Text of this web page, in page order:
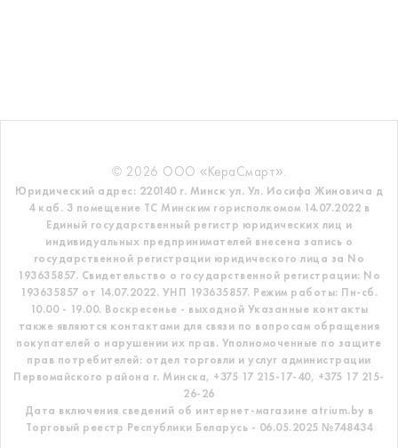
© 2026 ООО «КераСмарт».
Юридический адрес: 220140 г. Минск ул. Ул. Иосифа Жиновича д
4 каб. 3 помещение ТС Минским горисполкомом 14.07.2022 в
Единый государственный регистр юридических лиц и
индивидуальных предпринимателей внесена запись о
государственной регистрации юридического лица за No
193635857. Свидетельство о государственной регистрации: No
193635857 от 14.07.2022. УНП 193635857. Режим работы: Пн-сб.
10.00 - 19.00. Воскресенье - выходной Указанные контакты
также являются контактами для связи по вопросам обращения
покупателей о нарушении их прав. Уполномоченные по защите
прав потребителей: отдел торговли и услуг администрации
Первомайского района г. Минска, +375 17 215-17-40, +375 17 215-
26-26
Дата включения сведений об интернет-магазине atrium.by в
Торговый реестр Республики Беларусь - 06.05.2025 №748434